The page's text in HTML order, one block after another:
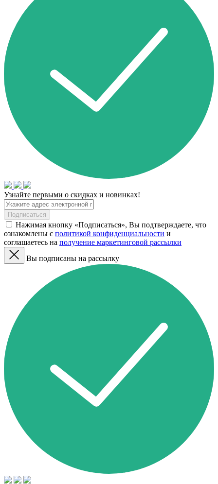
Узнайте первыми о скидках и новинках!
Подписаться
Нажимая кнопку «Подписаться», Вы подтверждаете, что
ознакомлены с политикой конфиденциальности и
соглашаетесь на получение маркетинговой рассылки
Вы подписаны на рассылку